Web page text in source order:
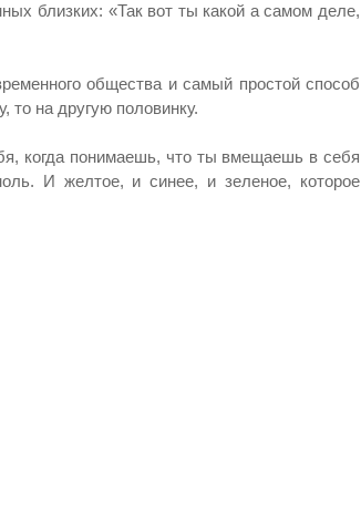
близких: «Так вот ты какой а самом деле,
общества и самый простой способ
то на другую половинку.
когда понимаешь, что ты вмещаешь в себя
И желтое, и синее, и зеленое, которое